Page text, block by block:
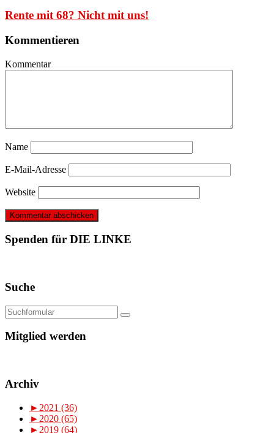
Rente mit 68? Nicht mit uns!
Kommentieren
Kommentar
Name
E-Mail-Adresse
Website
Spenden für DIE LINKE
Suche
Mitglied werden
Archiv
► 2021 (36)
► 2020 (65)
► 2019 (64)